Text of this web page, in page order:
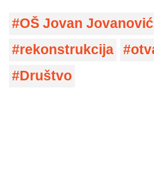
OŠ Jovan
rekonstrukcija
Društvo